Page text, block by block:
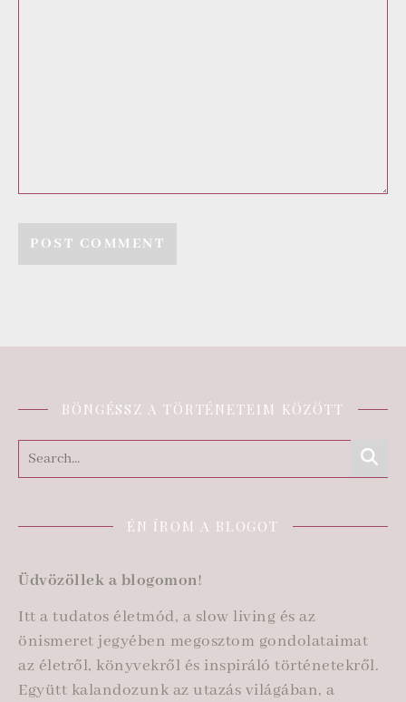
BÖNGÉSSZ A TÖRTÉNETEIM KÖZÖTT
ÉN ÍROM A BLOGOT
Üdvözöllek a blogomon!
Itt a tudatos életmód, a slow living és az
önismeret jegyében megosztom gondolataimat
az életről, könyvekről és inspiráló történetekről.
Együtt kalandozunk az utazás világában, a